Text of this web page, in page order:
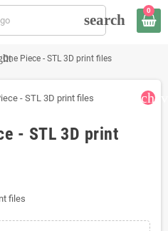
search
0
Piece - STL 3D print files
- STL 3D print
files